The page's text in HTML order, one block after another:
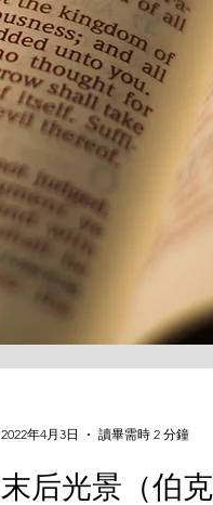
末后光景（伯克
2022年4月3日 讀畢需時 2 分鐘